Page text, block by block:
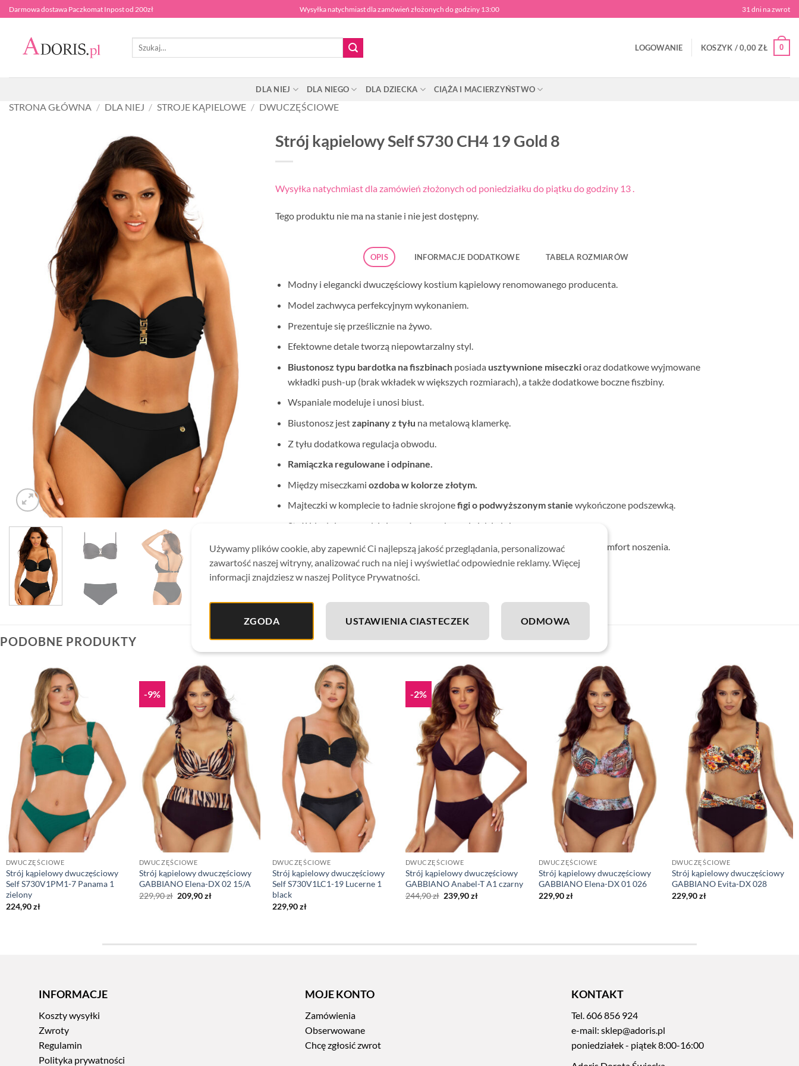
Przewiń
do
zawartości
Darmowa dostawa Paczkomat Inpost od 200zł Wysyłka natychmiast dla zamówień złożonych do godziny 13:00 31 dni na zwrot
Szukaj:
LOGOWANIE KOSZYK /0,00ZŁ 0
DLA NIEJ DLA NIEGO DLA DZIECKA CIĄŻA I MACIERZYŃSTWO
STRONA GŁÓWNA / DLA NIEJ / STROJE KĄPIELOWE / DWUCZĘŚCIOWE
Strój kąpielowy Self S730 CH4 19 Gold 8
Wysyłka natychmiast dla zamówień złożonych od poniedziałku do piątku do godziny 13 .
Tego produktu nie ma na stanie i nie jest dostępny.
OPIS INFORMACJE DODATKOWE TABELA ROZMIARÓW
Modny i elegancki dwuczęściowy kostium kąpielowy renomowanego producenta.
Model zachwyca perfekcyjnym wykonaniem.
Prezentuje się prześlicznie na żywo.
Efektowne detale tworzą niepowtarzalny styl.
Biustonosz typu bardotka na fiszbinach posiada usztywnione miseczkioraz dodatkowe wyjmowane
wkładki push-up (brak wkładek w większych rozmiarach), a także dodatkowe boczne fiszbiny.
Wspaniale modeluje i unosi biust.
Biustonosz jestzapinany z tyłu na metalową klamerkę.
Z tyłu dodatkowa regulacja obwodu.
Ramiączka regulowane i odpinane.
Między miseczkami ozdoba w kolorze złotym.
Majteczki w komplecie to ładnie skrojonefigi o podwyższonym stanie wykończone podszewką.
Strój idealnie sprawdzi się zarówno na basenie jak i plaży.
Kostium kąpielowy wykonanyz wysokiej jakości lycry, zapewniającej wysoki komfort noszenia.
Materiał odporny na chlor, wodę morską i słońce.
PODOBNE PRODUKTY
DWUCZĘŚCIOWE
Strój kąpielowy dwuczęściowy
Self S730V1PM1-7 Panama 1
zielony
224,90zł
-9%
DWUCZĘŚCIOWE
Strój kąpielowy dwuczęściowy
GABBIANO Elena-DX 02 15/A
229,90zł Pierwotna
cena
209,90złAktualna
DWUCZĘŚCIOWE
Strój kąpielowy dwuczęściowy
Self S730V1LC1-19 Lucerne 1
black
229,90zł
-2%
DWUCZĘŚCIOWE
Strój kąpielowy dwuczęściowy
GABBIANO Anabel-T A1 czarny
244,90zł Pierwotna
cena
239,90złAktualna
DWUCZĘŚCIOWE
Strój kąpielowy dwuczęściowy
GABBIANO Elena-DX 01 026
229,90zł
DWUCZĘŚCIOWE
Strój kąpielowy dwuczęściowy
GABBIANO Evita-DX 028
229,90zł
INFORMACJE
Koszty wysyłki
Zwroty
Regulamin
Polityka prywatności
MOJE KONTO
Zamówienia
Obserwowane
Chcę zgłosić zwrot
KONTAKT
Tel.606 856 924
e-mail: sklep@adoris.pl
poniedziałek - piątek 8:00-16:00
Używamy plików cookie, aby zapewnić Ci najlepszą jakość przeglądania, personalizować
zawartość naszej witryny, analizować ruch na niej i wyświetlać odpowiednie reklamy. Więcej
informacji znajdziesz w naszej Polityce Prywatności.
ZGODA USTAWIENIA CIASTECZEK ODMOWA